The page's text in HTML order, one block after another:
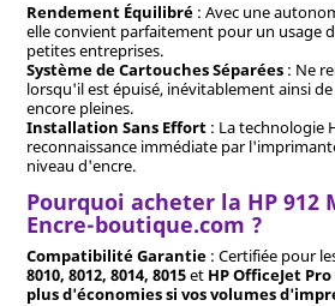
Rendement Équilibré: Avec une
elle convient parfaitement pour un usage
petites entreprises.
Système de Cartouches Séparées: Ne
lorsqu'il est épuisé, inévitablement ainsi
encore pleines.
Installation Sans Effort: La technologie
reconnaissance immédiate par
niveau d'encre.
Pourquoi acheter la HP 912
Encre-boutique.com ?
Compatibilité Garantie: Certifiée pour
8010, 8012, 8014, 8015et HP OfficeJet Pro
plus d'économies si vos volumes